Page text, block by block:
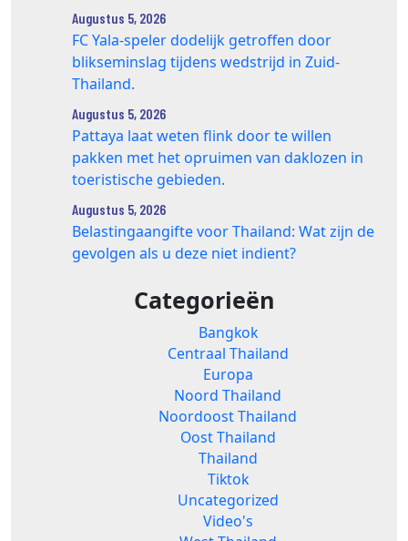
Augustus 5, 2026
FC Yala-speler dodelijk getroffen door
blikseminslag tijdens wedstrijd in Zuid-
Thailand.
Augustus 5, 2026
Pattaya laat weten flink door te willen
pakken met het opruimen van daklozen in
toeristische gebieden.
Augustus 5, 2026
Belastingaangifte voor Thailand: Wat zijn de
gevolgen als u deze niet indient?
Categorieën
Bangkok
Centraal Thailand
Europa
Noord Thailand
Noordoost Thailand
Oost Thailand
Thailand
Tiktok
Uncategorized
Video's